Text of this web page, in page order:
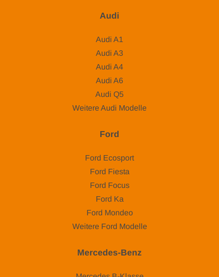
Audi
Audi A1
Audi A3
Audi A4
Audi A6
Audi Q5
Weitere Audi Modelle
Ford
Ford Ecosport
Ford Fiesta
Ford Focus
Ford Ka
Ford Mondeo
Weitere Ford Modelle
Mercedes-Benz